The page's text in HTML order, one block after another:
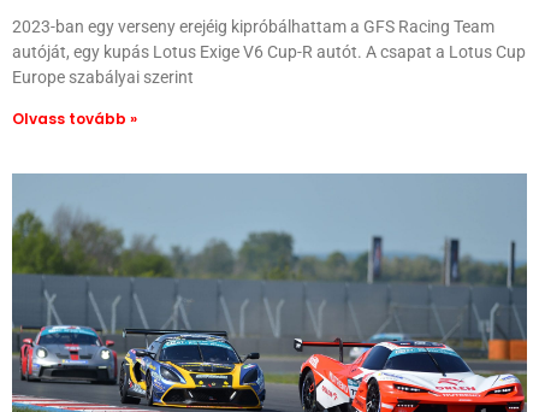
2023-ban egy verseny erejéig kipróbálhattam a GFS Racing Team
autóját, egy kupás Lotus Exige V6 Cup-R autót. A csapat a Lotus Cup
Europe szabályai szerint
Olvass tovább »